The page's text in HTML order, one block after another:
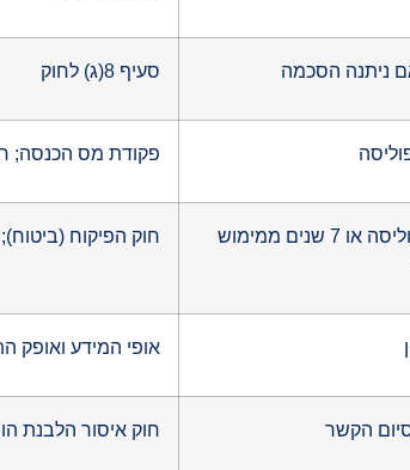
סעיף 8(ג) לחוק
פקודת מס הכנסה;
עד 15 שנים מתום הפוליסה או 7 שנים ממימוש
חוק הפיקוח
אופי המידע ואופק
חוק איסור הלבנת